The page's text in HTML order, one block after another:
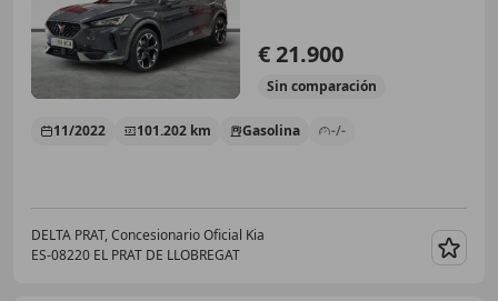
€ 21.900
Sin comparación
11/2022 101.202 km Gasolina -/-
DELTA PRAT, Concesionario Oficial Kia
ES-08220 EL PRAT DE LLOBREGAT